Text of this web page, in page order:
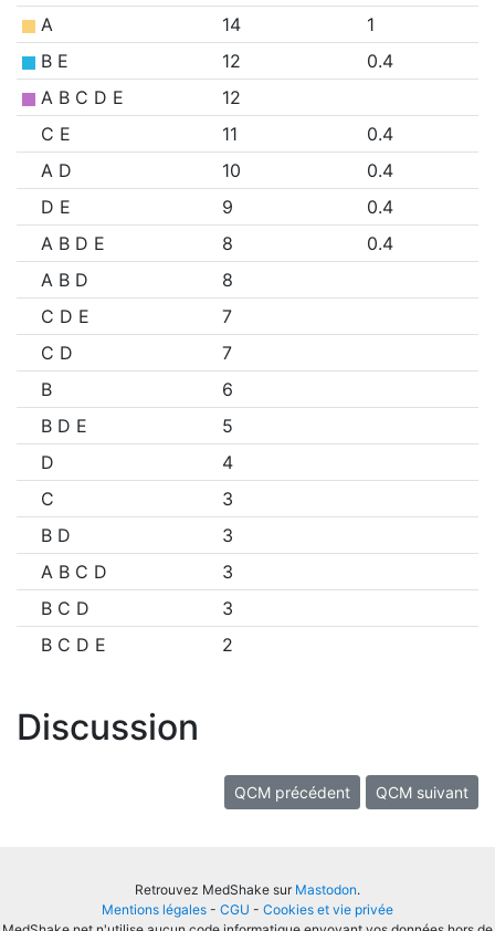
A
14
1
B E
12
0.4
A B C D E
12
C E
11
0.4
A D
10
0.4
D E
9
0.4
A B D E
8
0.4
A B D
8
C D E
7
C D
7
B
6
B D E
5
D
4
C
3
B D
3
A B C D
3
B C D
3
B C D E
2
Discussion
QCM précédent QCM suivant
Retrouvez MedShake sur Mastodon.
Mentions légales - CGU - Cookies et vie privée